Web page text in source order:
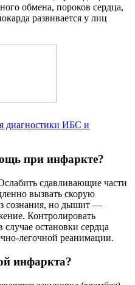
обмена, пороков сердца,
развивается у лиц
диагностики ИБС и
при инфаркте?
сдавливающие части
вызвать скорую
сознания, но дышит —
Контролировать
остановки сердца
легочной реанимации.
инфаркта?